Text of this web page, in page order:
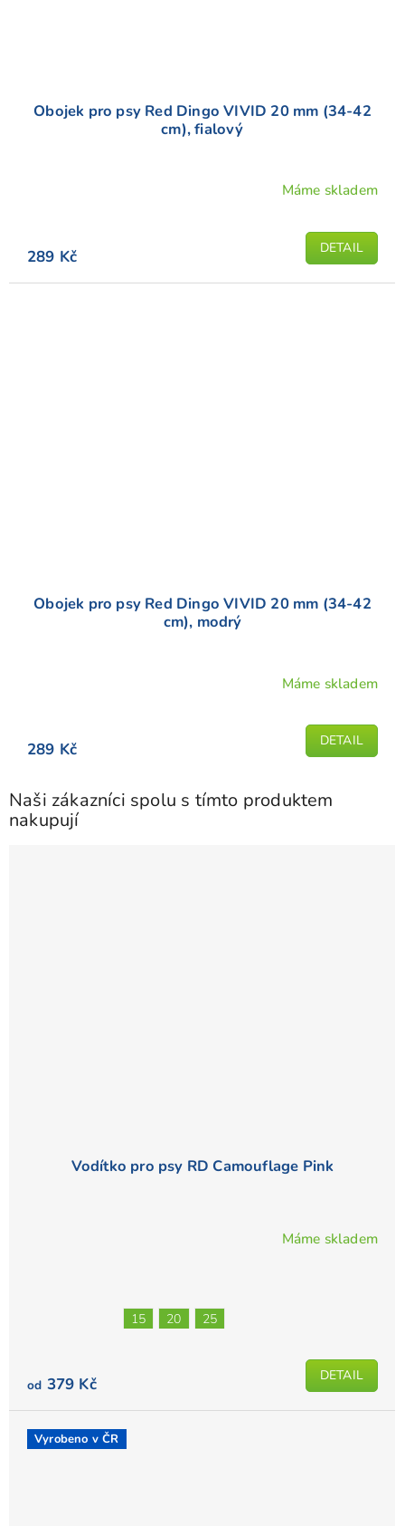
Obojek pro psy Red Dingo VIVID 20 mm (34-42
cm), fialový
je
Máme skladem
289 Kč DETAIL
Obojek pro psy Red Dingo VIVID 20 mm (34-42
cm), modrý
je
5
hvězdiček.
Máme skladem
289 Kč DETAIL
Naši zákazníci spolu s tímto produktem
nakupují
Vodítko pro psy RD Camouflage Pink
Máme skladem
od 379 Kč DETAIL
15 20 25
Vyrobeno v ČR